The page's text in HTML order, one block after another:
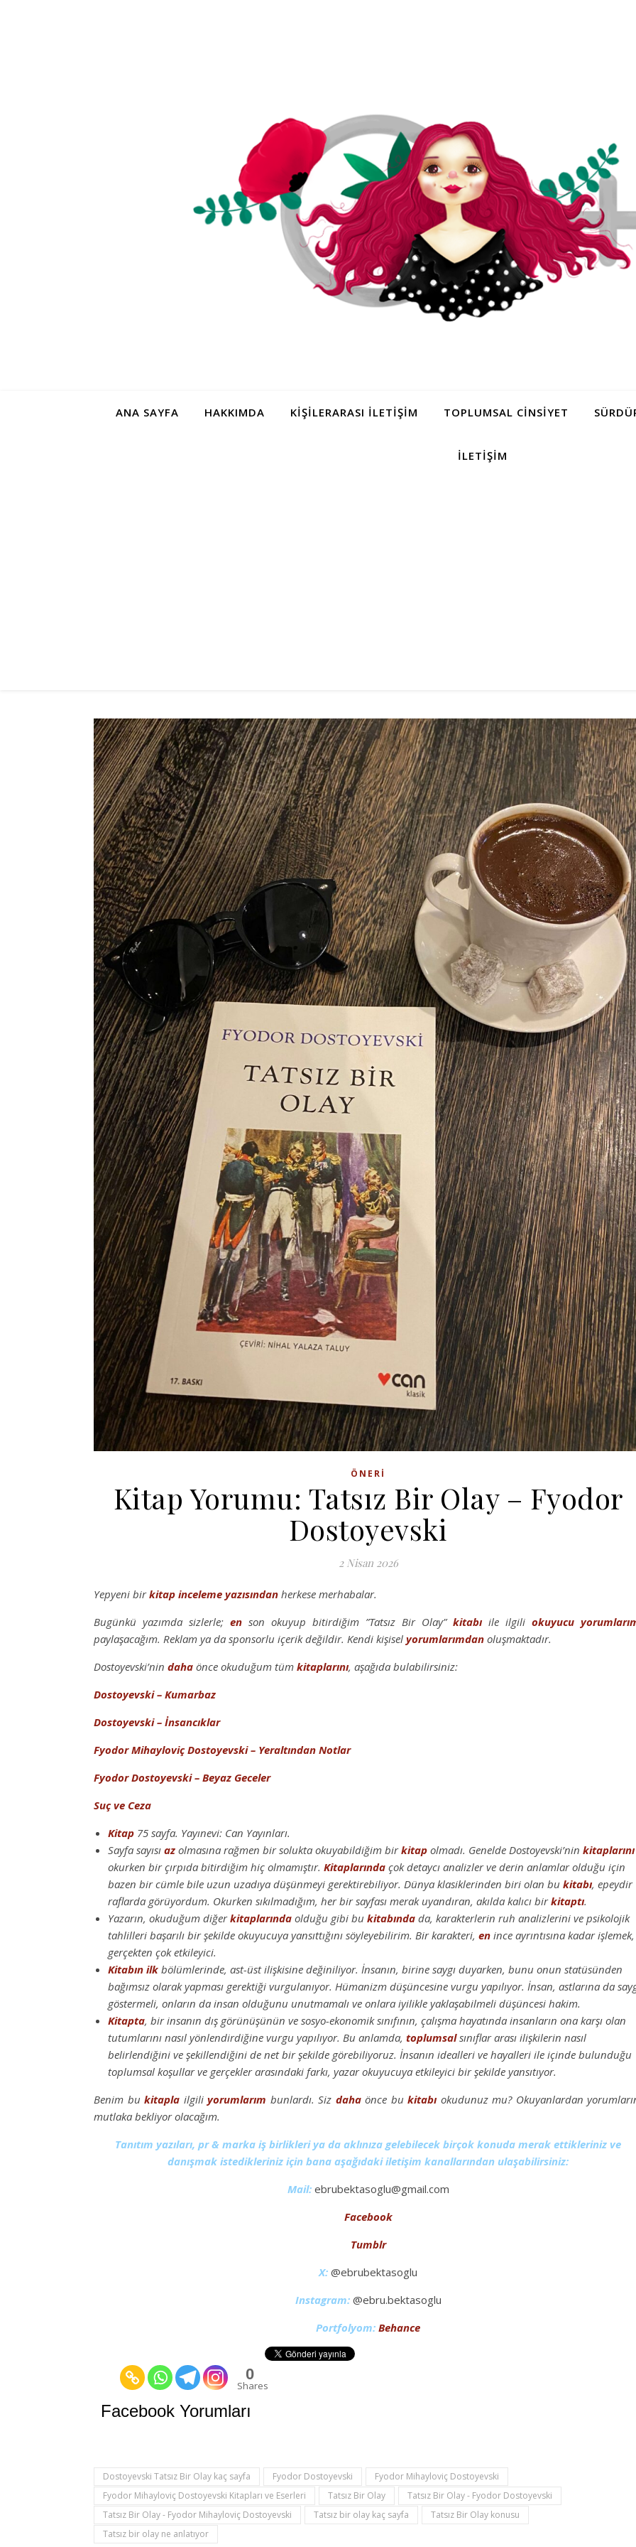
ANA SAYFA HAKKIMDA KIŞILERARASI İLETIŞIM TOPLUMSAL CINSIYET
İLETIŞIM
ÖNERI
Kitap Yorumu: Tatsız Bir Olay – Fyodor
Dostoyevski
2 Nisan 2026
Yepyeni birkitap inceleme yazısından herkese merhabalar.
Bugünkü yazımda sizlerle; en son okuyup bitirdiğim ”Tatsız Bir Olay” kitabıile ilgili okuyucu
paylaşacağım. Reklam ya da sponsorlu içerik değildir. Kendi kişisel yorumlarımdan oluşmaktadır.
Dostoyevski’nin daha önce okuduğum tüm kitaplarını, aşağıda bulabilirsiniz:
Dostoyevski – Kumarbaz
Dostoyevski – İnsancıklar
Fyodor Mihayloviç Dostoyevski – Yeraltından Notlar
Fyodor Dostoyevski – Beyaz Geceler
Suç ve Ceza
Kitap 75 sayfa. Yayınevi: Can Yayınları.
Sayfa sayısı az olmasına rağmen bir solukta okuyabildiğim birkitap olmadı. Genelde Dostoyevski’nin kitaplarını
okurken bir çırpıda bitirdiğim hiç olmamıştır. Kitaplarında çok detaycı analizler ve derin anlamlar olduğu için
bazen bir cümle bile uzun uzadıya düşünmeyi gerektirebiliyor. Dünya klasiklerinden biri olan bu kitabı, epeydir
raflarda görüyordum. Okurken sıkılmadığım, her bir sayfası merak uyandıran, akılda kalıcı birkitaptı.
Yazarın, okuduğum diğerkitaplarında olduğu gibi bu kitabında da, karakterlerin ruh analizlerini ve psikolojik
tahlilleri başarılı bir şekilde okuyucuya yansıttığını söyleyebilirim. Bir karakteri, en ince ayrıntısına kadar işlemek,
gerçekten çok etkileyici.
Kitabın ilk bölümlerinde, ast-üst ilişkisine değiniliyor. İnsanın, birine saygı duyarken, bunu onun statüsünden
bağımsız olarak yapması gerektiği vurgulanıyor. Hümanizm düşüncesine vurgu yapılıyor. İnsan, astlarına da
göstermeli, onların da insan olduğunu unutmamalı ve onlara iyilikle yaklaşabilmeli düşüncesi hakim.
Kitapta, bir insanın dış görünüşünün ve sosyo-ekonomik sınıfının, çalışma hayatında insanların ona karşı olan
tutumlarını nasıl yönlendirdiğine vurgu yapılıyor. Bu anlamda, toplumsalsınıflar arası ilişkilerin nasıl
belirlendiğini ve şekillendiğini de net bir şekilde görebiliyoruz. İnsanın idealleri ve hayalleri ile içinde bulunduğu
toplumsal koşullar ve gerçekler arasındaki farkı, yazar okuyucuya etkileyici bir şekilde yansıtıyor.
Benim bu kitapla ilgili yorumlarım bunlardı. Siz dahaönce bu kitabıokudunuz mu? Okuyanlardan
mutlaka bekliyor olacağım.
Tanıtım yazıları, pr & marka iş birlikleri ya da aklınıza gelebilecek birçok konuda merak ettikleriniz ve
danışmak istedikleriniz için bana aşağıdaki iletişim kanallarından ulaşabilirsiniz:
Mail:ebrubektasoglu@gmail.com
Facebook
Tumblr
X: @ebrubektasoglu
Instagram:@ebru.bektasoglu
Portfolyom: Behance
0
Shares
Facebook Yorumları
Dostoyevski Tatsız Bir Olay kaç sayfa Fyodor Dostoyevski
Fyodor Mihayloviç Dostoyevski
Fyodor Mihayloviç Dostoyevski Kitapları ve Eserleri
Tatsız Bir Olay
Tatsız Bir Olay - Fyodor Dostoyevski
Tatsız Bir Olay - Fyodor Mihayloviç Dostoyevski
Tatsız bir olay kaç sayfa
Tatsız Bir Olay konusu
Tatsız bir olay ne anlatıyor